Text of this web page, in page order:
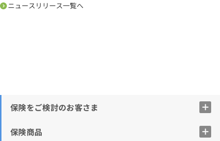
ニュースリリース一覧へ
保険をご検討のお客さま
保険商品